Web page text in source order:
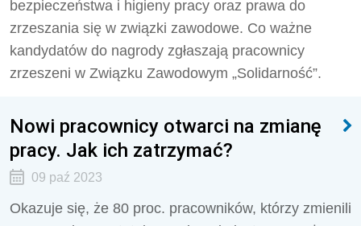
bezpieczeństwa i higieny pracy oraz prawa do
zrzeszania się w związki zawodowe. Co ważne
kandydatów do nagrody zgłaszają pracownicy
zrzeszeni w Związku Zawodowym „Solidarność”.
Nowi pracownicy otwarci na zmianę
pracy. Jak ich zatrzymać?
09 paź 2023
Okazuje się, że 80 proc. pracowników, którzy zmienili